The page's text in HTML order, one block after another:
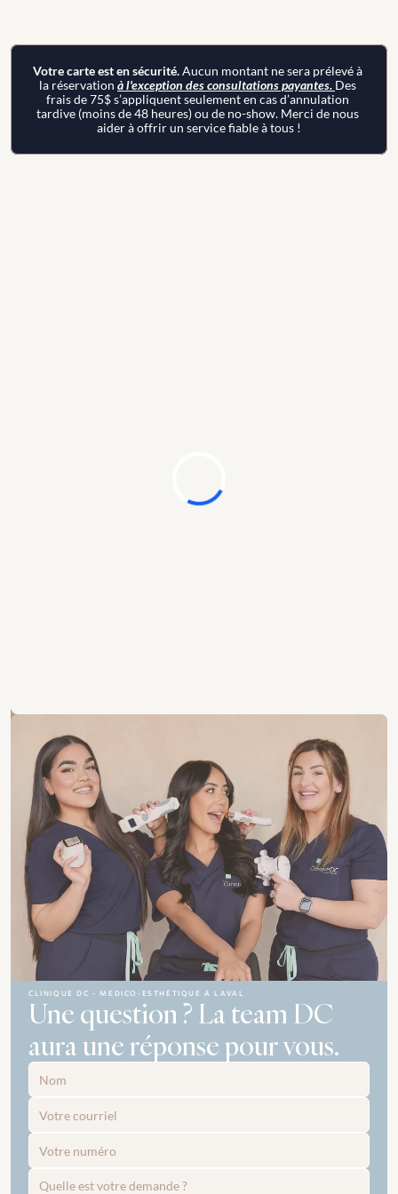
Votre carte est en sécurité. Aucun montant ne sera prélevé à
la réservation à l'exception des consultations payantes. Des
frais de 75$ s’appliquent seulement en cas d’annulation
tardive (moins de 48 heures) ou de no-show. Merci de nous
aider à offrir un service fiable à tous !
CLINIQUE DC - MÉDICO-ESTHÉTIQUE À LAVAL
Une question ? La team DC
aura une réponse pour vous.